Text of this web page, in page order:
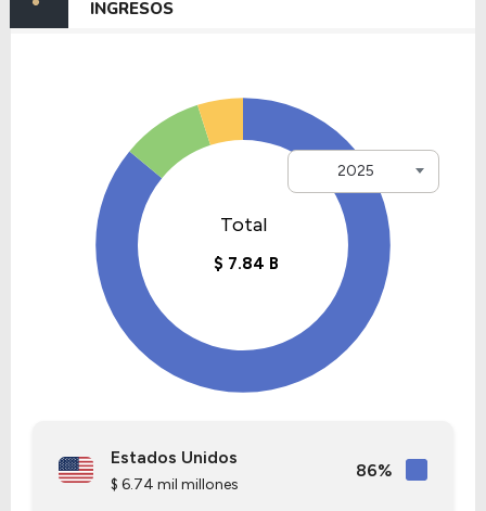
INGRESOS
2025
Estados Unidos
$ 6.74 mil millones
86%